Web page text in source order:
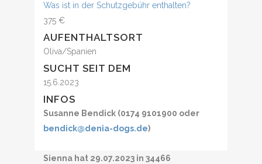
Was ist in der Schutzgebühr enthalten?
375 €
AUFENTHALTSORT
Oliva/Spanien
SUCHT SEIT DEM
15.6.2023
INFOS
Susanne Bendick (0174 9101900 oder
bendick@denia-dogs.de)
Sienna hat 29.07.2023 in 34466